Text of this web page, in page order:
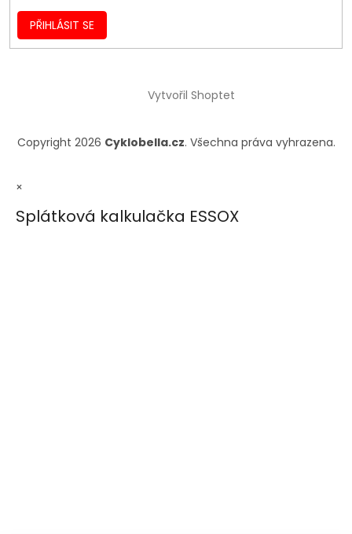
PŘIHLÁSIT SE
Vytvořil Shoptet
Copyright 2026 Cyklobella.cz. Všechna práva vyhrazena.
×
Splátková kalkulačka ESSOX